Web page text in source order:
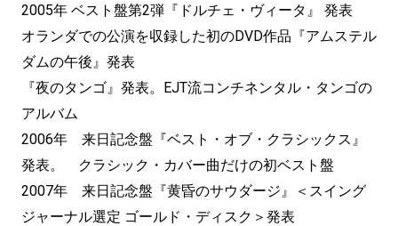
2005年 ベスト盤第2弾『ドルチェ・ヴィータ』 発表
オランダでの公演を収録した初のDVD作品『アムステル
ダムの午後』発表
『夜のタンゴ』発表。EJT流コンチネンタル・タンゴの
アルバム
2006年 来日記念盤『ベスト・オブ・クラシックス』
発表。 クラシック・カバー曲だけの初ベスト盤
2007年 来日記念盤『黄昏のサウダージ』＜スイング
ジャーナル選定 ゴールド・ディスク＞発表